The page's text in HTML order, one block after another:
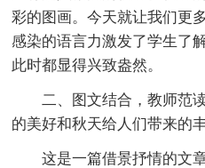
彩的图画。今天就让我们更
感染的语言力激发了学生了
此时都显得兴致盎然。
二、图文结合，教师范
的美好和秋天给人们带来的
这是一篇借景抒情的文